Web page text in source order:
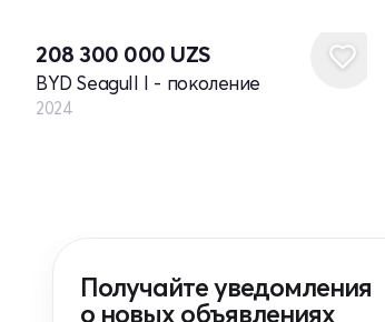
208 300 000 UZS
BYD Seagull I - поколение
2024
Получайте уведомления
о новых объявлениях